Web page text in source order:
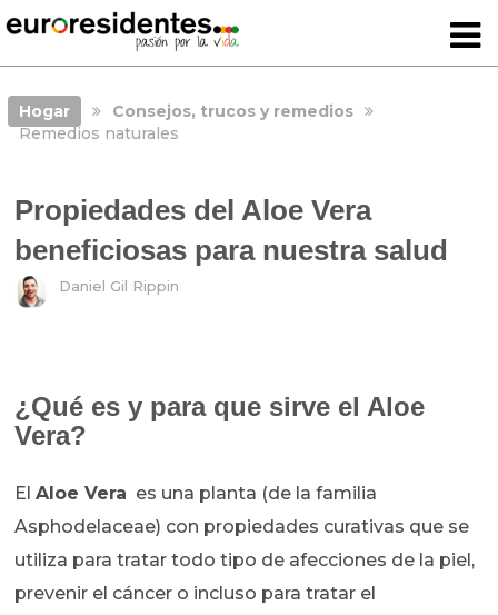
Hogar
Consejos, trucos y remedios
Remedios naturales
Propiedades del Aloe Vera
beneficiosas para nuestra salud
Daniel Gil Rippin
¿Qué es y para que sirve el Aloe
Vera?
ElAloe Vera es una planta (de la familia
Asphodelaceae) con propiedades curativas que se
utiliza para tratar todo tipo de afecciones de la piel,
prevenir el cáncer o incluso para tratar el